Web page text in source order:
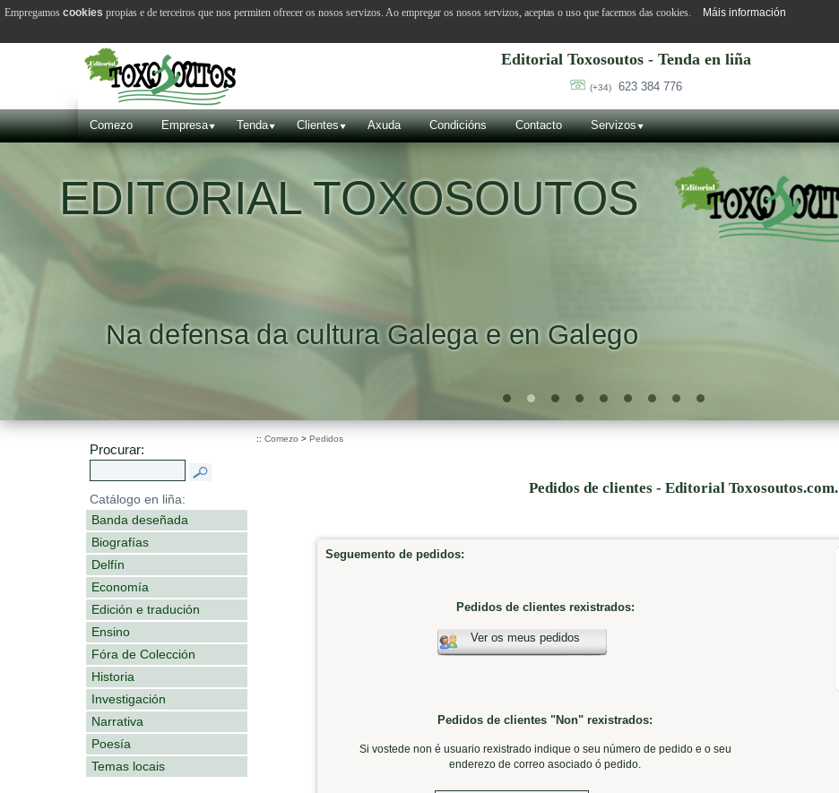
Editorial Toxosoutos - Tenda en liña
(+34) 623 384 776
Comezo Empresa Tenda Clientes Axuda Condicións Contacto Servizos
EDITORIAL TOXOSOUTOS
Na defensa da cultura Galega e en Galego
Procurar:
Catálogo en liña:
Banda deseñada
Biografías
Delfín
Economía
Edición e tradución
Ensino
Fóra de Colección
Historia
Investigación
Narrativa
Poesía
Temas locais
:: Comezo > Pedidos
Pedidos de clientes - Editorial Toxosoutos.com.
Seguemento de pedidos:
Pedidos de clientes rexistrados:
Ver os meus pedidos
Pedidos de clientes "Non" rexistrados:
Si vostede non é usuario rexistrado indique o seu número de pedido e o seu
enderezo de correo asociado ó pedido.
Empregamos cookies propias e de terceiros que nos permiten ofrecer os nosos servizos. Ao empregar os nosos servizos, aceptas o uso que facemos das cookies. Máis información